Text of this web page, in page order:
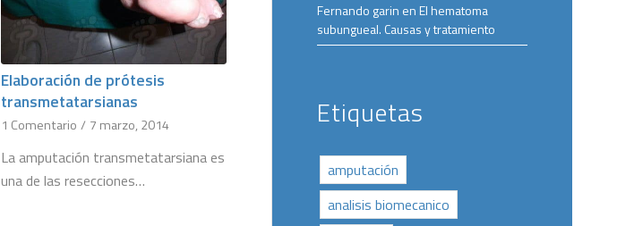
Elaboración de prótesis
transmetatarsianas
1 Comentario / 7 marzo, 2014
La amputación transmetatarsiana es
una de las resecciones…
Fernando garin enEl hematoma
subungueal. Causas y tratamiento
Etiquetas
amputación
analisis biomecanico